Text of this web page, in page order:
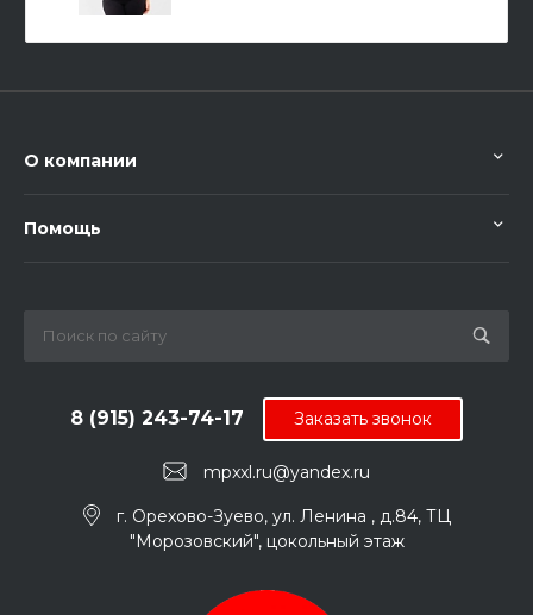
О компании
Помощь
mpxxl.ru@yandex.ru
8 (915) 243-74-17
г. Орехово-Зуево, ул. Ленина , д.84, ТЦ
"Морозовский", цокольный этаж
Заказать звонок